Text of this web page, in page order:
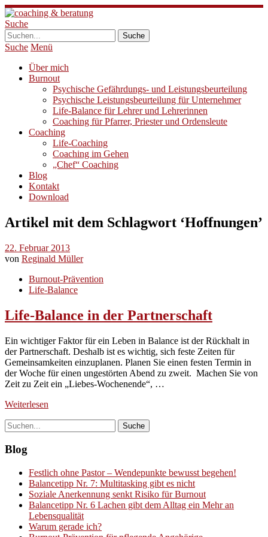
Suche
Suche Menü
Über mich
Burnout
Psychische Gefährdungs- und Leistungsbeurteilung
Psychische Leistungsbeurteilung für Unternehmer
Life-Balance für Lehrer und Lehrerinnen
Coaching für Pfarrer, Priester und Ordensleute
Coaching
Life-Coaching
Coaching im Gehen
„Chef“ Coaching
Blog
Kontakt
Download
Artikel mit dem Schlagwort ‘Hoffnungen’
22. Februar 2013
von Reginald Müller
Burnout-Prävention
Life-Balance
Life-Balance in der Partnerschaft
Ein wichtiger Faktor für ein Leben in Balance ist der Rückhalt in
der Partnerschaft. Deshalb ist es wichtig, sich feste Zeiten für
Gemeinsamkeiten einzuplanen. Planen Sie einen festen Termin in
der Woche für einen ungestörten Abend zu zweit. Machen Sie von
Zeit zu Zeit ein „Liebes-Wochenende“, …
Weiterlesen
Blog
Festlich ohne Pastor – Wendepunkte bewusst begehen!
Balancetipp Nr. 7: Multitasking gibt es nicht
Soziale Anerkennung senkt Risiko für Burnout
Balancetipp Nr. 6 Lachen gibt dem Alltag ein Mehr an
Lebensqualität
Warum gerade ich?